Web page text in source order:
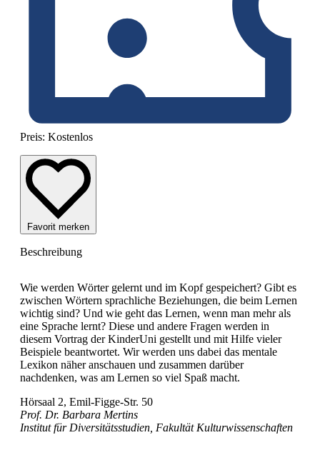
Preis: Kostenlos
Favorit merken
Beschreibung
Wie werden Wörter gelernt und im Kopf gespeichert? Gibt es
zwischen Wörtern sprachliche Beziehungen, die beim Lernen
wichtig sind? Und wie geht das Lernen, wenn man mehr als
eine Sprache lernt? Diese und andere Fragen werden in
diesem Vortrag der KinderUni gestellt und mit Hilfe vieler
Beispiele beantwortet. Wir werden uns dabei das mentale
Lexikon näher anschauen und zusammen darüber
nachdenken, was am Lernen so viel Spaß macht.
Hörsaal 2, Emil-Figge-Str. 50
Prof. Dr. Barbara Mertins
Institut für Diversitätsstudien, Fakultät Kulturwissenschaften